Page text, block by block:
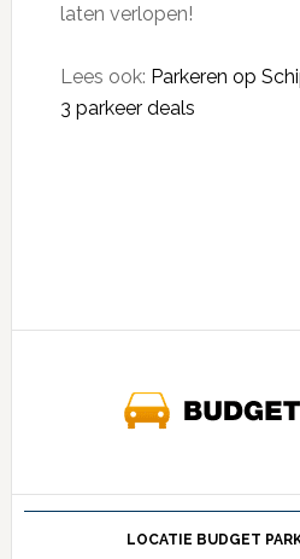
laten verlopen!
Lees ook: Parkeren op
3 parkeer deals
LOCATIE BUDGET